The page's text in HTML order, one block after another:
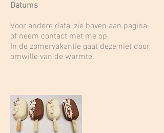
Datums
Voor andere data, zie boven aan pagina
of neem contact met me op.
In de zomervakantie gaat deze niet door
omwille van de warmte.